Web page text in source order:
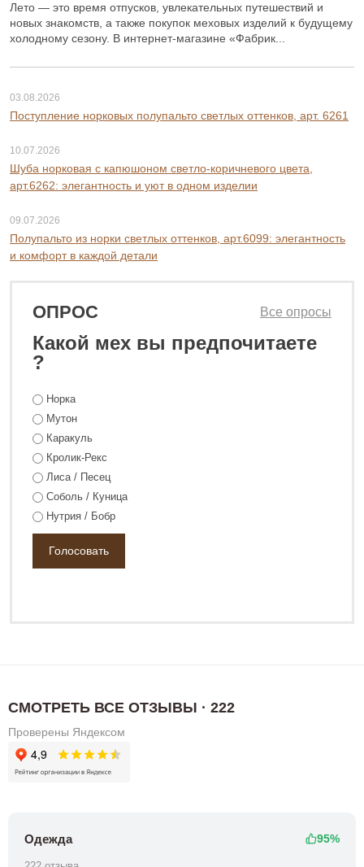
Лето — это время отпусков, увлекательных путешествий и
новых знакомств, а также покупок меховых изделий к будущему
холодному сезону. В интернет-магазине «Фабрик...
03.08.2026
Поступление норковых полупальто светлых оттенков, арт. 6261
10.07.2026
Шуба норковая с капюшоном светло-коричневого цвета,
арт.6262: элегантность и уют в одном изделии
09.07.2026
Полупальто из норки светлых оттенков, арт.6099: элегантность
и комфорт в каждой детали
ОПРОС
Какой мех вы предпочитаете
?
Все опросы
Норка
Мутон
Каракуль
Кролик-Рекс
Лиса / Песец
Соболь / Куница
Нутрия / Бобр
СМОТРЕТЬ ВСЕ ОТЗЫВЫ · 222
Проверены Яндексом
Одежда 95%